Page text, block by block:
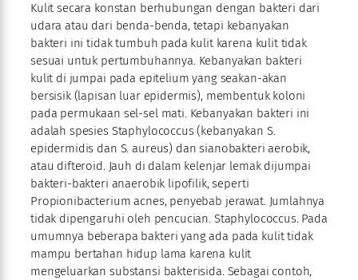
Kulit secara konstan berhubungan dengan bakteri dari
udara atau dari benda-benda, tetapi kebanyakan
bakteri ini tidak tumbuh pada kulit karena kulit tidak
sesuai untuk pertumbuhannya. Kebanyakan bakteri
kulit di jumpai pada epitelium yang seakan-akan
bersisik (lapisan luar epidermis), membentuk koloni
pada permukaan sel-sel mati. Kebanyakan bakteri ini
adalah spesies Staphylococcus (kebanyakan S.
epidermidis dan S. aureus) dan sianobakteri aerobik,
atau difteroid. Jauh di dalam kelenjar lemak dijumpai
bakteri-bakteri anaerobik lipofilik, seperti
Propionibacterium acnes, penyebab jerawat. Jumlahnya
tidak dipengaruhi oleh pencucian. Staphylococcus. Pada
umumnya beberapa bakteri yang ada pada kulit tidak
mampu bertahan hidup lama karena kulit
mengeluarkan substansi bakterisida. Sebagai contoh,